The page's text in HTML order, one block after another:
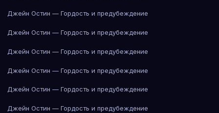
Джейн Остин — Гордость и предубеждение
Джейн Остин — Гордость и предубеждение
Джейн Остин — Гордость и предубеждение
Джейн Остин — Гордость и предубеждение
Джейн Остин — Гордость и предубеждение
Джейн Остин — Гордость и предубеждение